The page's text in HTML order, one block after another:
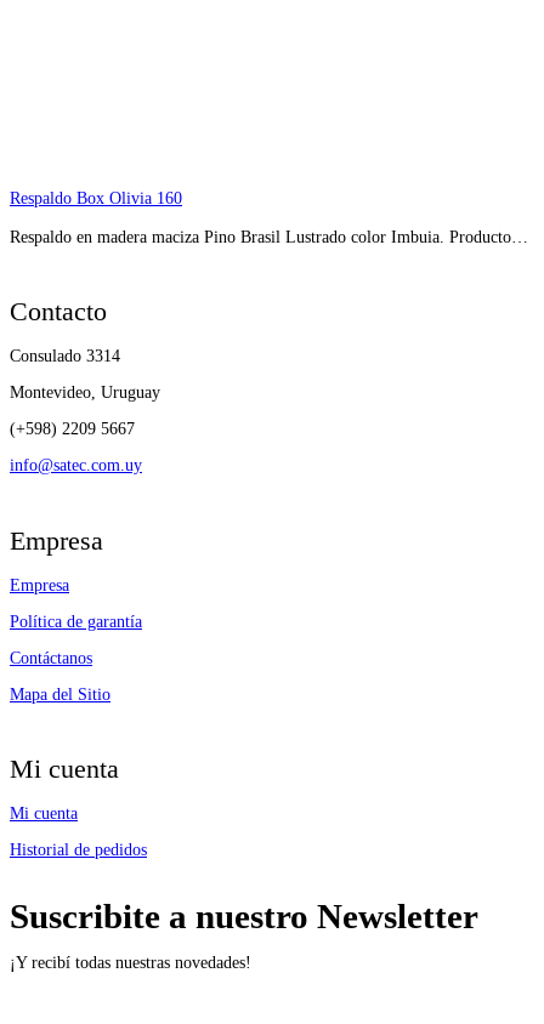
Respaldo Box Olivia 160
Respaldo en madera maciza Pino Brasil Lustrado color Imbuia. Producto…
Contacto
Consulado 3314
Montevideo, Uruguay
(+598) 2209 5667
info@satec.com.uy
Empresa
Empresa
Política de garantía
Contáctanos
Mapa del Sitio
Mi cuenta
Mi cuenta
Historial de pedidos
Suscribite a nuestro Newsletter
¡Y recibí todas nuestras novedades!